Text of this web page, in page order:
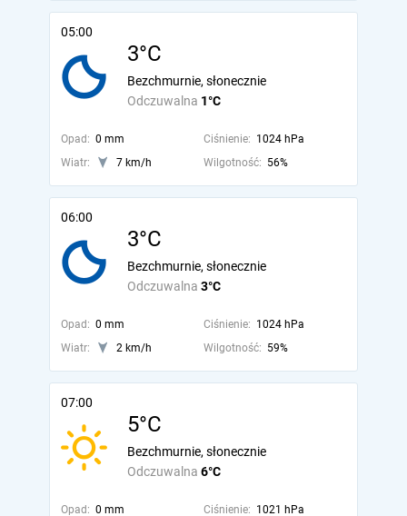
05:00
3°C
Odczuwalna 1°C
Bezchmurnie, słonecznie
Opad: 0 mm Ciśnienie: 1024 hPa
Wiatr:
7 km/h Wilgotność: 56%
06:00
3°C
Odczuwalna 3°C
Bezchmurnie, słonecznie
Opad: 0 mm Ciśnienie: 1024 hPa
Wiatr:
2 km/h Wilgotność: 59%
07:00
5°C
Odczuwalna 6°C
Bezchmurnie, słonecznie
Opad: 0 mm Ciśnienie: 1021 hPa